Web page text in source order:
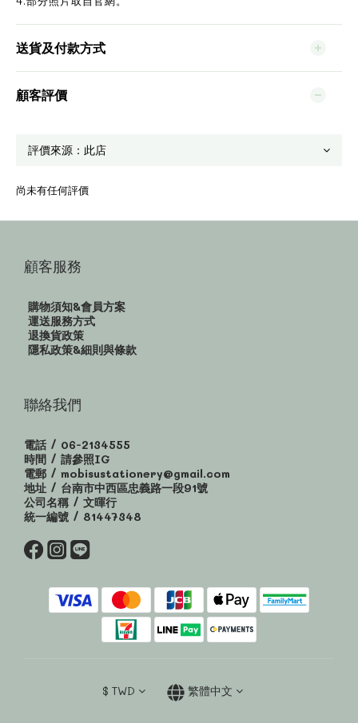
送貨及付款方式
顧客評價
尚未有任何評價
顧客服務
購物須知&會員方案
運送服務方式
退換貨政策
隱私政策&細則與條款
聯絡我們
電話 / 06-2134555
時間 / 請參照IG
電郵 / mobisustationery@gmail.com
地址 / 台南市中西區忠義路一段91號
公司名稱 / 文暉行
統一編號 / 81447348
$ TWD 繁體中文